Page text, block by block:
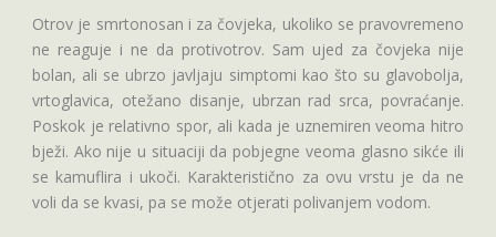
Otrov je smrtonosan i za čovjeka, ukoliko se pravovremeno
ne reaguje i ne da protivotrov. Sam ujed za čovjeka nije
bolan, ali se ubrzo javljaju simptomi kao što su glavobolja,
vrtoglavica, otežano disanje, ubrzan rad srca, povraćanje.
Poskok je relativno spor, ali kada je uznemiren veoma hitro
bježi. Ako nije u situaciji da pobjegne veoma glasno sikće ili
se kamuflira i ukoči. Karakteristično za ovu vrstu je da ne
voli da se kvasi, pa se može otjerati polivanjem vodom.